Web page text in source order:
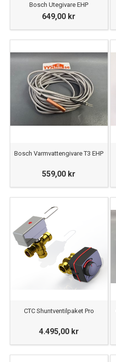
Bosch Utegivare EHP
649,00 kr
Bosch Varmvattengivare T3 EHP
559,00 kr
CTC Shuntventilpaket Pro
4.495,00 kr